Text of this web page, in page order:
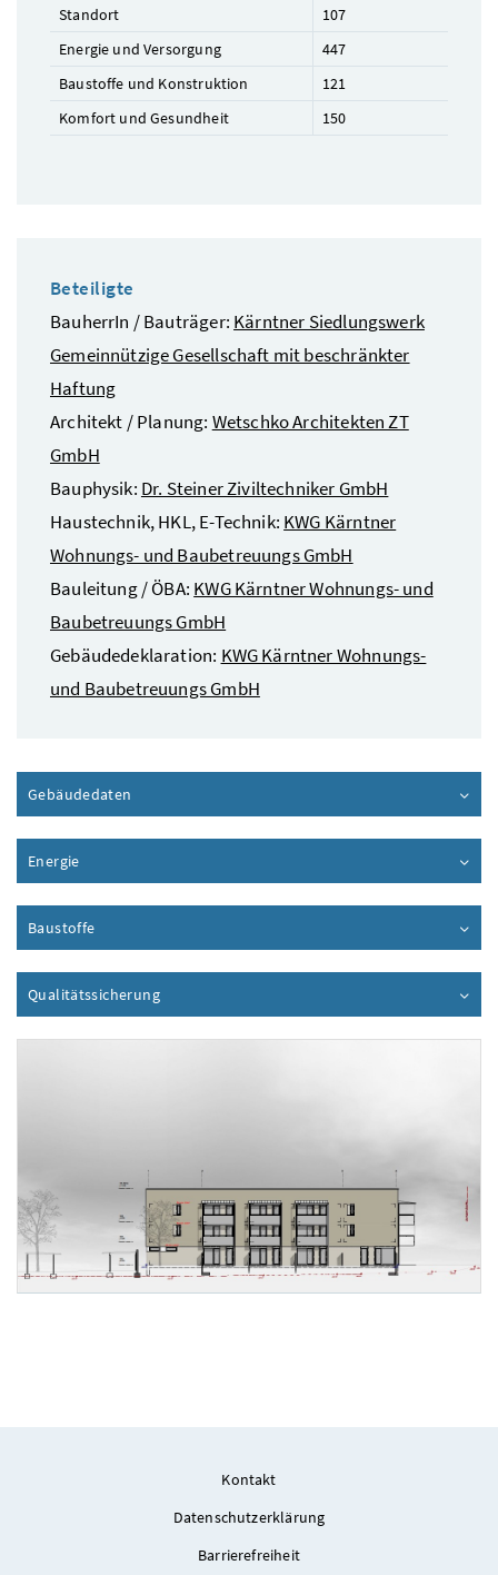
Standort
107
Energie und Versorgung
447
Baustoffe und Konstruktion
121
Komfort und Gesundheit
150
Beteiligte
BauherrIn / Bauträger: Kärntner Siedlungswerk
Gemeinnützige Gesellschaft mit beschränkter
Haftung
Architekt / Planung: Wetschko Architekten ZT
GmbH
Bauphysik: Dr. Steiner Ziviltechniker GmbH
Haustechnik, HKL, E-Technik: KWG Kärntner
Wohnungs- und Baubetreuungs GmbH
Bauleitung / ÖBA: KWG Kärntner Wohnungs- und
Baubetreuungs GmbH
Gebäudedeklaration: KWG Kärntner Wohnungs-
und Baubetreuungs GmbH
Gebäudedaten
Energie
Baustoffe
QualitätssicherungInhalt aufklappen
Kontakt
Datenschutzerklärung
Barrierefreiheit